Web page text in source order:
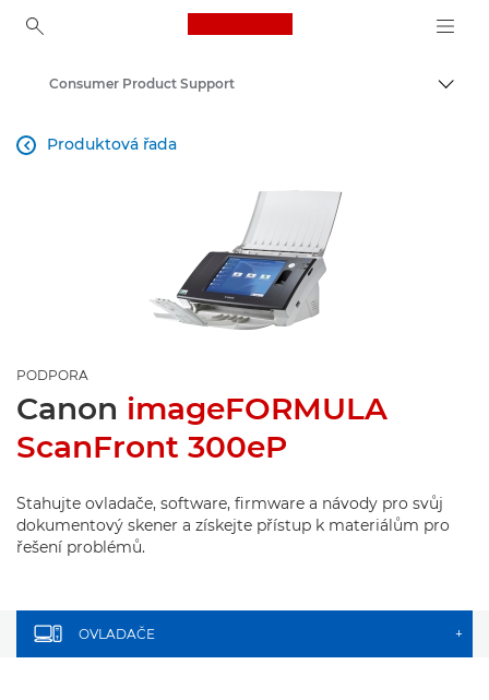
Canon Logo, back to
Consumer Product Support
Produktová řada

PODPORA
Canon imageFORMULA
ScanFront 300eP
Stahujte ovladače, software, firmware a návody pro svůj
dokumentový skener a získejte přístup k materiálům pro
řešení problémů.
OVLADAČE +